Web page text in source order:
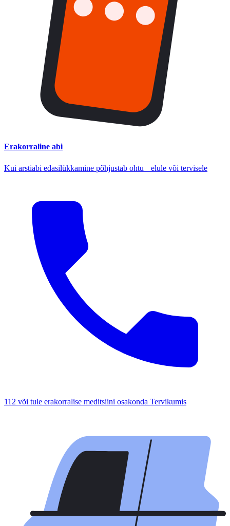
Erakorraline abi
Kui arstiabi edasilükkamine põhjustab ohtu elule või tervisele
112 või tule erakorralise meditsiini osakonda Tervikumis